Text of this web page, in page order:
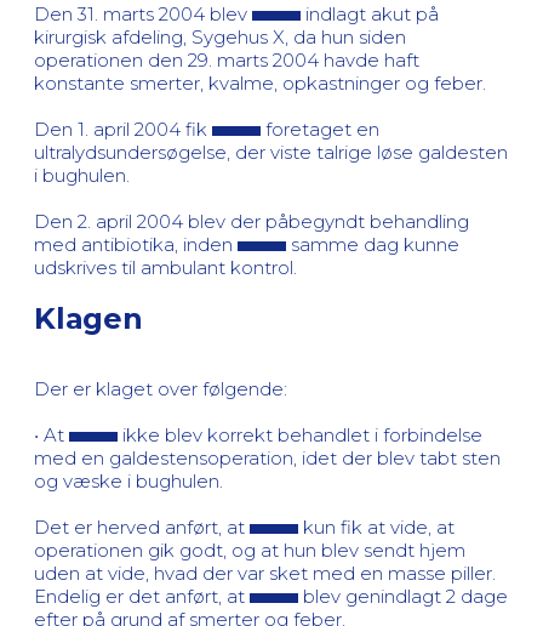
Den 31. marts 2004 blev
indlagt akut på
kirurgisk afdeling, Sygehus X, da hun siden
operationen den 29. marts 2004 havde haft
konstante smerter, kvalme, opkastninger og feber.
Den 1. april 2004 fik
foretaget en
ultralydsundersøgelse, der viste talrige løse galdesten
i bughulen.
Den 2. april 2004 blev der påbegyndt behandling
med antibiotika, inden
samme dag kunne
udskrives til ambulant kontrol.
Klagen
Der er klaget over følgende:
• At
ikke blev korrekt behandlet i forbindelse
med en galdestensoperation, idet der blev tabt sten
og væske i bughulen.
Det er herved anført, at
kun fik at vide, at
operationen gik godt, og at hun blev sendt hjem
uden at vide, hvad der var sket med en masse piller.
Endelig er det anført, at
blev genindlagt 2 dage
efter på grund af smerter og feber.